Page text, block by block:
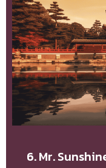
6. Mr.